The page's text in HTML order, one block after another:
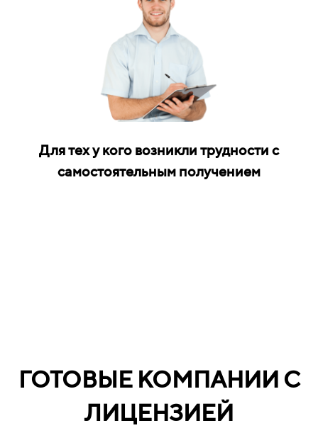
Для тех у кого возникли трудности с
самостоятельным получением
ГОТОВЫЕ КОМПАНИИ С
ЛИЦЕНЗИЕЙ